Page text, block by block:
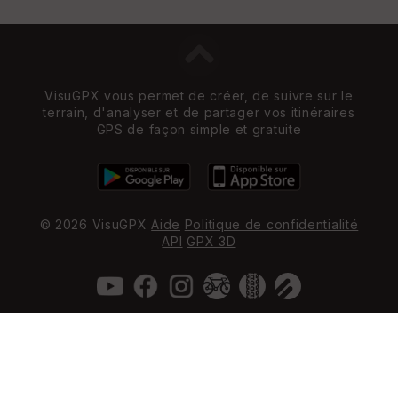
VisuGPX vous permet de créer, de suivre sur le
terrain, d'analyser et de partager vos itinéraires
GPS de façon simple et gratuite
© 2026 VisuGPX Aide Politique de confidentialité
API GPX 3D